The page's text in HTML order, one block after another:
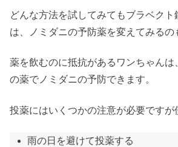
どんな方法を試してみてもブラベクト
は、ノミダニの予防薬を変えてみるの
薬を飲むのに抵抗があるワンちゃんは
の薬でノミダニの予防できます。
投薬にはいくつかの注意が必要ですが
雨の日を避けて投薬する